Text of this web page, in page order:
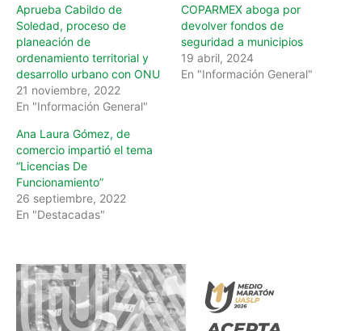
Aprueba Cabildo de
Soledad, proceso de
planeación de
ordenamiento territorial y
desarrollo urbano con ONU
21 noviembre, 2022
En "Información General"
COPARMEX aboga por
devolver fondos de
seguridad a municipios
19 abril, 2024
En "Información General"
Ana Laura Gómez, de
comercio impartió el tema
“Licencias De
Funcionamiento”
26 septiembre, 2022
En "Destacadas"